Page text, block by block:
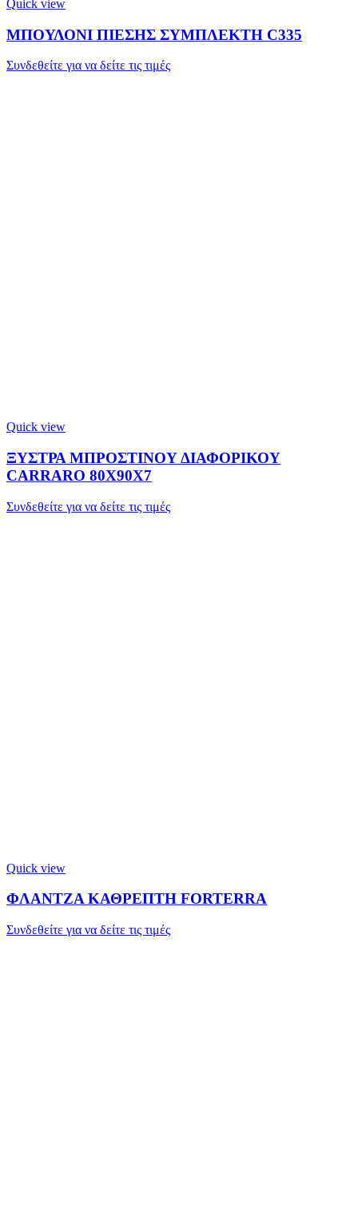
Quick view
ΜΠΟΥΛΟΝΙ ΠΙΕΣΗΣ ΣΥΜΠΛΕΚΤΗ C335
Συνδεθείτε για να δείτε τις τιμές
Quick view
ΞΥΣΤΡΑ ΜΠΡΟΣΤΙΝΟΥ ΔΙΑΦΟΡΙΚΟΥ
CARRARO 80X90X7
Συνδεθείτε για να δείτε τις τιμές
Quick view
ΦΛΑΝΤΖΑ ΚΑΘΡΕΠΤΗ FORTERRA
Συνδεθείτε για να δείτε τις τιμές